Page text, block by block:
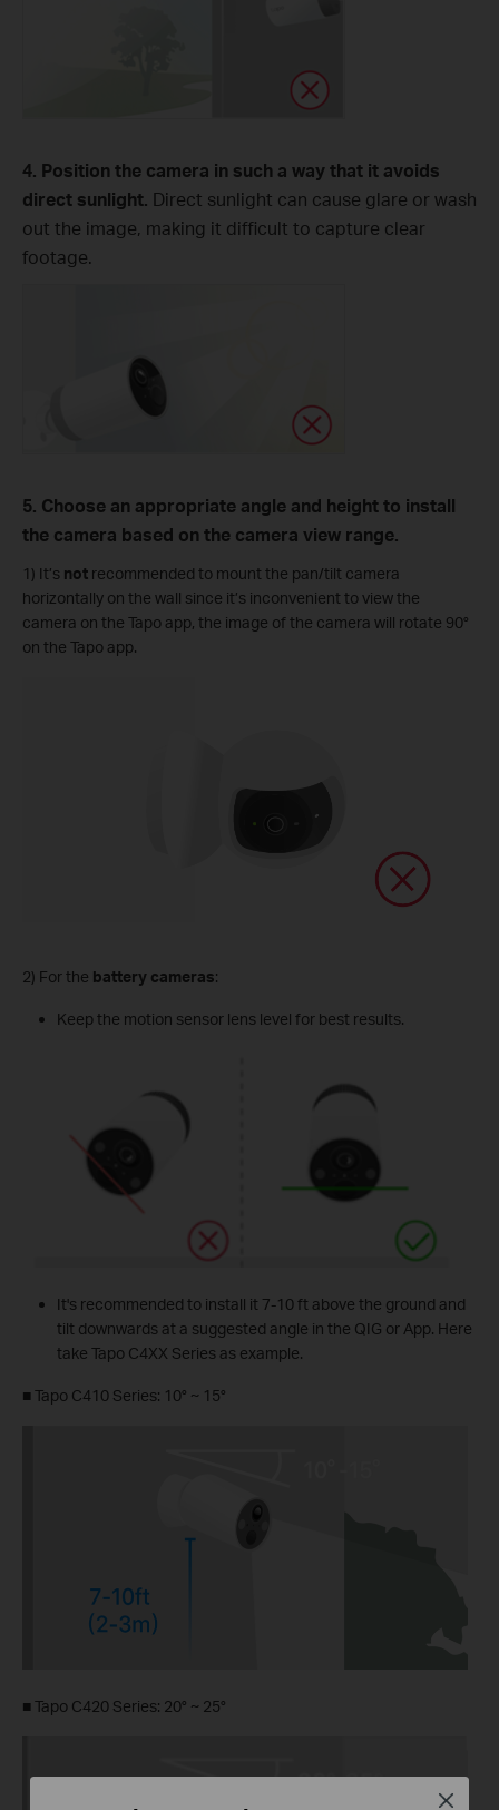
4. Position the camera in such a way that it avoids
direct sunlight. Direct sunlight can cause glare or wash
out the image, making it difficult to capture clear
footage.
5. Choose an appropriate angle and height to install
the camera based on the camera view range.
1) It’s not recommended to mount the pan/tilt camera
horizontally on the wall since it’s inconvenient to view the
camera on the Tapo app, the image of the camera will rotate 90°
on the Tapo app.
2) For the battery cameras:
Keep the motion sensor lens level for best results.
It's recommended to install it 7-10 ft above the ground and
tilt downwards at a suggested angle in the QIG or App. Here
take Tapo C4XX Series as example.
■ Tapo C410 Series: 10° ~ 15°
■ Tapo C420 Series: 20° ~ 25°
Close